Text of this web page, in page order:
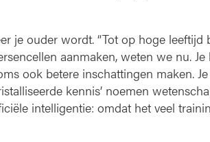
je ouder wordt. “Tot op hoge leeftijd
aanmaken, weten we nu. Je
ook betere inschattingen maken.
kennis’ noemen
intelligentie: omdat het veel